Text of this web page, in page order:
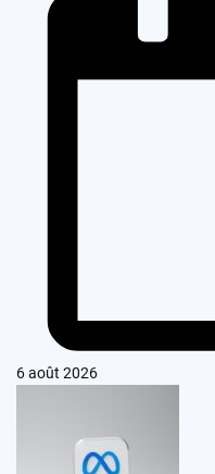
6 août 2026